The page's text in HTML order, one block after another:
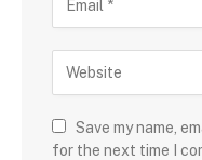
Save my name,
for the next time I